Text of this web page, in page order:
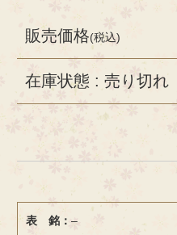
販売価格(税込)
在庫状態 : 売り切れ
表 銘： –